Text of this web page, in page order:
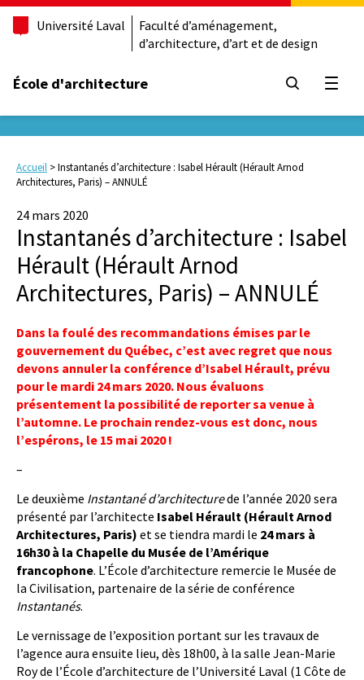
Université Laval
Faculté d’aménagement,
d’architecture, d’art et de design
École d'architecture
Accueil >Instantanés d’architecture : Isabel Hérault (Hérault Arnod
Architectures, Paris) – ANNULÉ
24 mars 2020
Instantanés d’architecture : Isabel
Hérault (Hérault Arnod
Architectures, Paris) – ANNULÉ
Dans la foulé des recommandations émises par le
gouvernement du Québec, c’est avec regret que nous
devons annuler la conférence d’Isabel Hérault, prévu
pour le mardi 24 mars 2020. Nous évaluons
présentement la possibilité de reporter sa venue à
l’automne. Le prochain rendez-vous est donc, nous
l’espérons, le 15 mai 2020 !
–
Le deuxième Instantané d’architecturede l’année 2020 sera
présenté par l’architecte Isabel Hérault (Hérault Arnod
Architectures, Paris) et se tiendra mardi le 24 mars à
16h30 à la Chapelle du Musée de l’Amérique
francophone. L’École d’architecture remercie le Musée de
la Civilisation, partenaire de la série de conférence
Instantanés.
Le vernissage de l’exposition portant sur les travaux de
l’agence aura ensuite lieu, dès 18h00, à la salle Jean-Marie
Roy de l’École d’architecture de l’Université Laval (1 Côte de